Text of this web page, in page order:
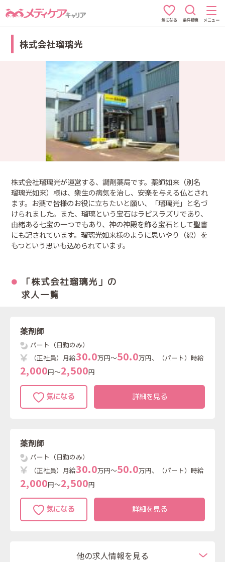
気になる 条件検索 メニュー
株式会社瑠璃光
株式会社瑠璃光が運営する、調剤薬局です。薬師如来（別名
瑠璃光如来）様は、衆生の病気を治し、安楽を与える仏とされ
ます。お薬で皆様のお役に立ちたいと願い、「瑠璃光」と名づ
けられました。また、瑠璃という宝石はラピスラズリであり、
由緒ある七宝の一つでもあり、神の神殿を飾る宝石として聖書
にも記されています。瑠璃光如来様のように思いやり（恕）を
もつという思いも込められています。
「株式会社瑠璃光」の
求人一覧
薬剤師
パート（日勤のみ）
（正社員）月給30.0万円～50.0万円、（パート）時給
2,000円～2,500円
詳細を見る
薬剤師
パート（日勤のみ）
（正社員）月給30.0万円～50.0万円、（パート）時給
2,000円～2,500円
詳細を見る
他の求人情報を見る